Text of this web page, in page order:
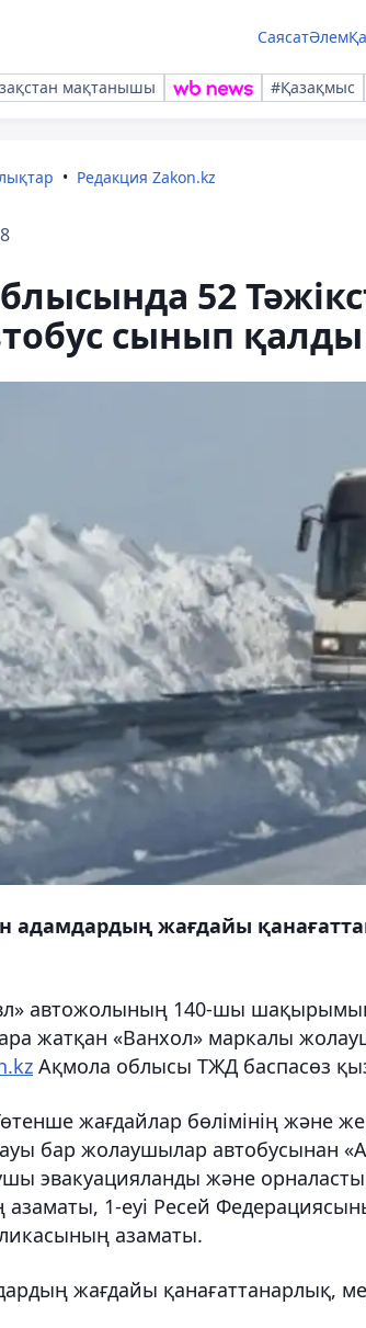
СаясатӘлем
мақтанышы #Қазақмыс
Редакция Zakon.kz
52
сынып қалды
адамдардың жағдайы
автожолының 140-шы
жатқан «Ванхол» маркалы
Ақмола облысы ТЖД баспасөз
жағдайлар бөлімінің және
бар жолаушылар автобусынан
эвакуацияланды және
1-еуі Ресей
азаматы.
жағдайы қанағаттанарлық,